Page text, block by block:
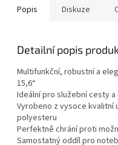
Popis Diskuze
Detailní popis
Multifunkční, robustní a
15,6“
Ideální pro služební cesty
Vyrobeno z vysoce kvalitní
polyesteru
Perfektně chrání proti
Samostatný oddíl pro